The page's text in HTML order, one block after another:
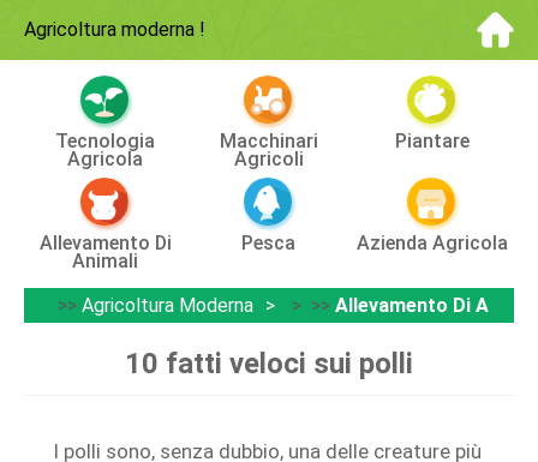
Agricoltura moderna !
Tecnologia
Agricola
Macchinari
Agricoli
Piantare
Allevamento Di
Animali
Pesca Azienda Agricola
>> Agricoltura Moderna > >> Allevamento Di
10 fatti veloci sui polli
I polli sono, senza dubbio, una delle creature più